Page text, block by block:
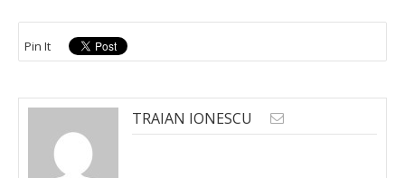
Pin It
TRAIAN IONESCU